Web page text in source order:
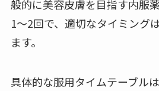
般的に美容皮膚を目指す内服
1～2回で、適切なタイミング
ます。
具体的な服用タイムテーブル